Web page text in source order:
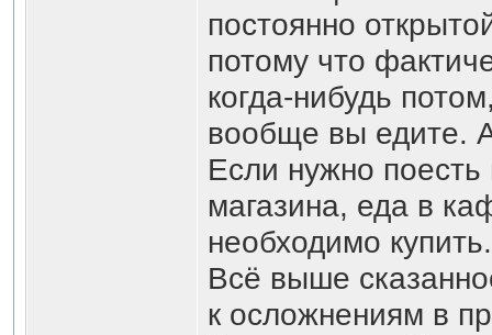
постоянно
потому что
когда-нибудь
вообще вы едите.
Если нужно
магазина, еда в
необходимо купить.
Всё выше
к осложнениям в